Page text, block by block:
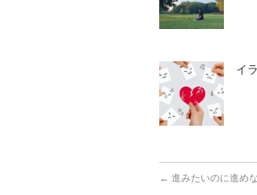
イ
← 進みたいのに進め